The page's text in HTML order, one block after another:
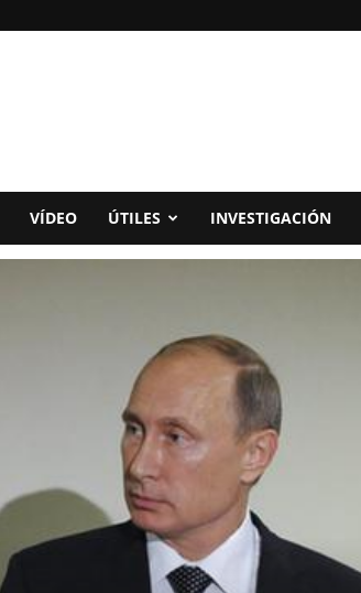
VÍDEO ÚTILES INVESTIGACIÓN